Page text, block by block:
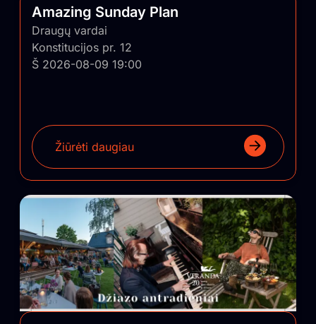
Amazing Sunday Plan
Draugų vardai
Konstitucijos pr. 12
Š 2026-08-09 19:00
Žiūrėti daugiau